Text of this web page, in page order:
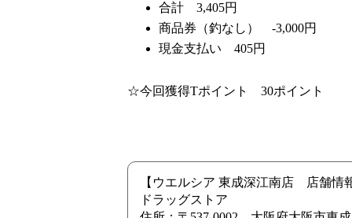
合計 3,405円
商品券（釣なし） -3,000円
現金支払い 405円
☆今回獲得Tポイント 30ポイント
【ウエルシア 東成深江南店 店舗情
ドラッグストア